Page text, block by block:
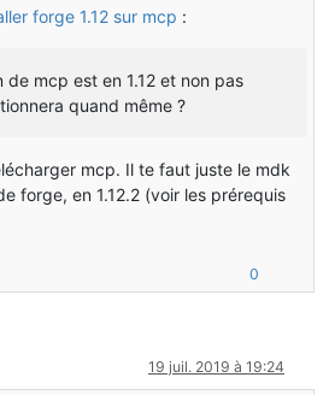
forge 1.12 sur mcp :
de mcp est en 1.12 et non pas
quand même ?
mcp. Il te faut juste le mdk
forge, en 1.12.2 (voir les prérequis
0
19 juil. 2019 à 19:24